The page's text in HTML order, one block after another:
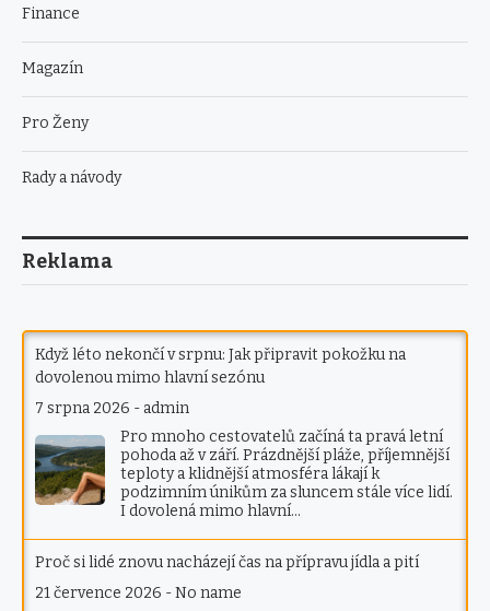
Když léto nekončí v srpnu: Jak připravit pokožku na
dovolenou mimo hlavní sezónu
7 srpna 2026 - admin
Pro mnoho cestovatelů začíná ta pravá letní
pohoda až v září. Prázdnější pláže, příjemnější
teploty a klidnější atmosféra lákají k
podzimním únikům za sluncem stále více lidí.
I dovolená mimo hlavní…
Proč si lidé znovu nacházejí čas na přípravu jídla a pití
21 července 2026 -No name
Finance
Magazín
Pro Ženy
Rady a návody
Reklama